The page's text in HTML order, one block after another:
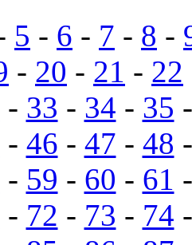
5 - 6 - 7 - 8 -
- 20 - 21 - 22
- 33 - 34 - 35
- 46 - 47 - 48
- 59 - 60 - 61
- 72 - 73 - 74